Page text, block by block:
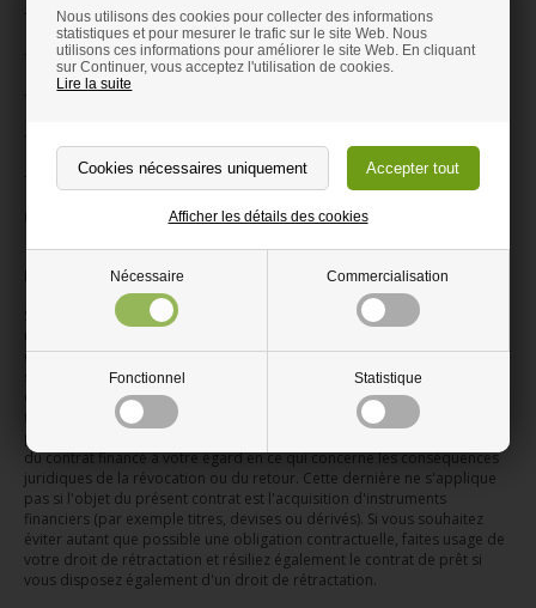
Nous utilisons des cookies pour collecter des informations
statistiques et pour mesurer le trafic sur le site Web. Nous
utilisons ces informations pour améliorer le site Web. En cliquant
sur Continuer, vous acceptez l'utilisation de cookies.
Lire la suite
Nécessaire Commercialisation
Fonctionnel Statistique
Afficher les détails des cookies
- Commandé le (*) / reçu le (*)
- Nom du (des) consommateur(s)
- Adresse du (des) consommateur(s)
(*) Supprimer là où cela ne s'applique pas.
Instructions spéciales
Si vous financez ce contrat par un prêt et que vous le révoquez
ultérieurement, vous n'êtes plus lié par le contrat de prêt, à condition
que les deux contrats forment une unité économique. Ceci est à
supposer en particulier si nous sommes votre prêteur en même temps
ou si votre prêteur fait usage de notre coopération en matière de
financement. Si nous avons déjà reçu le prêt lorsque la révocation
prend effet, votre prêteur assumera nos droits et obligations en vertu
du contrat financé à votre égard en ce qui concerne les conséquences
juridiques de la révocation ou du retour. Cette dernière ne s'applique
pas si l'objet du présent contrat est l'acquisition d'instruments
financiers (par exemple titres, devises ou dérivés). Si vous souhaitez
éviter autant que possible une obligation contractuelle, faites usage de
votre droit de rétractation et résiliez également le contrat de prêt si
vous disposez également d'un droit de rétractation.